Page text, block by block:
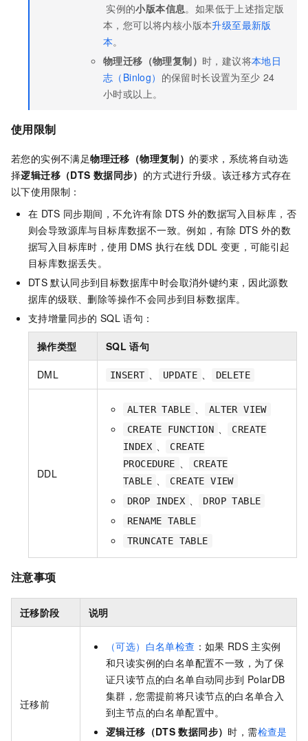
实例的小版本信息。如果低于上述指定版
本，您可以将内核小版本升级至最新版
本。
物理迁移（物理复制） 时，建议将本地日
志（Binlog） 的保留时长设置为至少 24
小时或以上。
使用限制
若您的实例不满足物理迁移（物理复制） 的要求，系统将自动选
择逻辑迁移（DTS 数据同步） 的方式进行升级。该迁移方式存在
以下使用限制：
在 DTS 同步期间，不允许有除 DTS 外的数据写入目标库，否
则会导致源库与目标库数据不一致。例如，有除 DTS 外的数
据写入目标库时，使用 DMS 执行在线 DDL 变更，可能引起
目标库数据丢失。
DTS 默认同步到目标数据库中时会取消外键约束，因此源数
据库的级联、删除等操作不会同步到目标数据库。
支持增量同步的 SQL 语句：
操作类型 SQL 语句
DML INSERT UPDATE DELETE
DDL
ALTER TABLE
ALTER VIEW
CREATE FUNCTION
CREATE
INDEX
CREATE
PROCEDURE
CREATE
TABLE
CREATE VIEW
DROP INDEX
DROP TABLE
RENAME TABLE
TRUNCATE TABLE
注意事项
迁移阶段 说明
迁移前
（可选）白名单检查 ：如果 RDS 主实例
和只读实例的白名单配置不一致，为了保
证只读节点的白名单自动同步到 PolarDB
集群，您需提前将只读节点的白名单合入
到主节点的白名单配置中。
逻辑迁移（DTS 数据同步） 时，需检查是